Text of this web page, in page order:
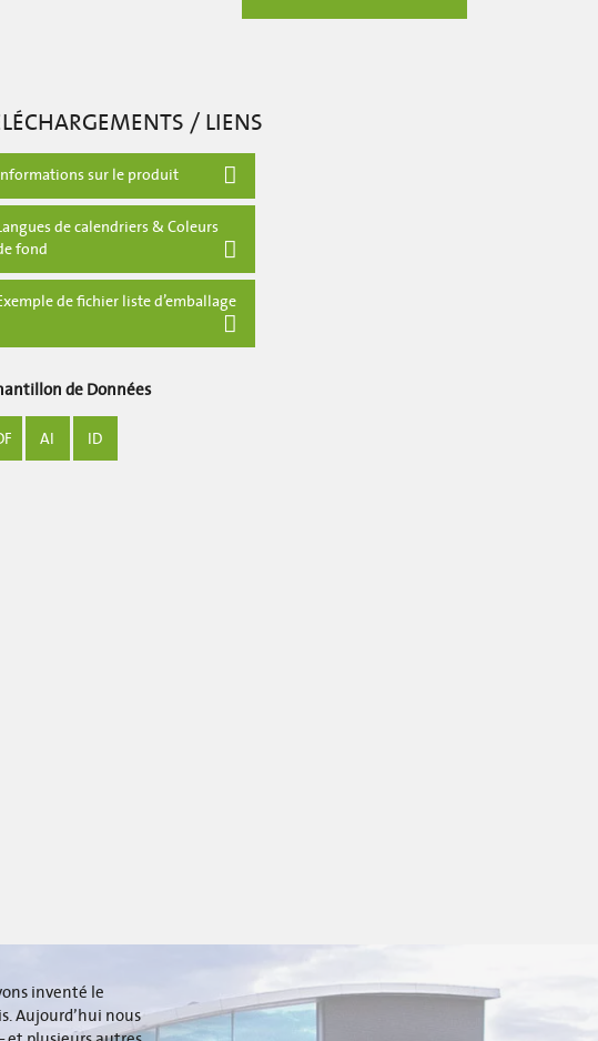
/ LIENS
sur le produit
de calendriers & Coleurs
fond
de fichier liste d’emballage
de Données
AI ID
inventé le
Aujourd’hui nous